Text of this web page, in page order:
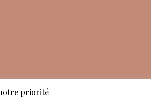
priorité